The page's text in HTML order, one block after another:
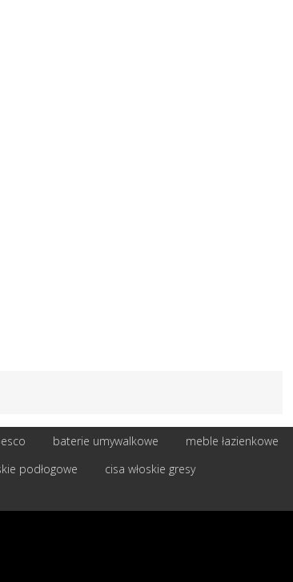
baterie umywalkowe
meble łazienkowe
podłogowe
cisa włoskie gresy